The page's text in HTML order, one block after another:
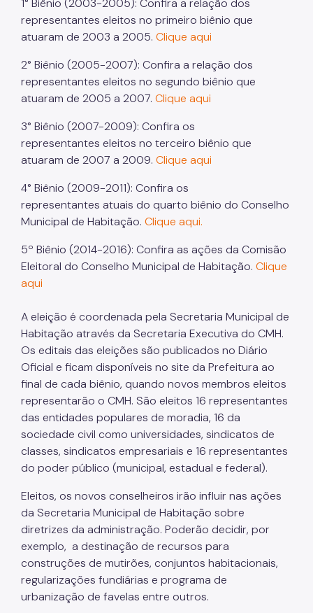
1° Biênio (2003-2005): Confira a relação dos
representantes eleitos no primeiro biênio que
atuaram de 2003 a 2005. Clique aqui
2° Biênio (2005-2007): Confira a relação dos
representantes eleitos no segundo biênio que
atuaram de 2005 a 2007. Clique aqui
3° Biênio (2007-2009): Confira os
representantes eleitos no terceiro biênio que
atuaram de 2007 a 2009. Clique aqui
4° Biênio (2009-2011): Confira os
representantes atuais do quarto biênio do Conselho
Municipal de Habitação. Clique aqui.
5º Biênio (2014-2016): Confira as ações da Comisão
Eleitoral do Conselho Municipal de Habitação. Clique
aqui
A eleição é coordenada pela Secretaria Municipal de
Habitação através da Secretaria Executiva do CMH.
Os editais das eleições são publicados no Diário
Oficial e ficam disponíveis no site da Prefeitura ao
final de cada biênio, quando novos membros eleitos
representarão o CMH. São eleitos 16 representantes
das entidades populares de moradia, 16 da
sociedade civil como universidades, sindicatos de
classes, sindicatos empresariais e 16 representantes
do poder público (municipal, estadual e federal).
Eleitos, os novos conselheiros irão influir nas ações
da Secretaria Municipal de Habitação sobre
diretrizes da administração. Poderão decidir, por
exemplo, a destinação de recursos para
construções de mutirões, conjuntos habitacionais,
regularizações fundiárias e programa de
urbanização de favelas entre outros.